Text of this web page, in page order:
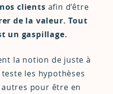
clients afin d’être
de la valeur. Tout
un gaspillage.
la notion de juste à
les hypothèses
pour être en